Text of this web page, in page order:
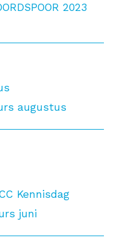
2023
augustus
Kennisdag
juni